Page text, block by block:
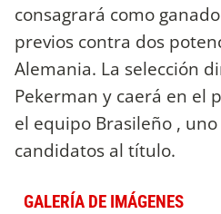
consagrará como
previos contra dos
Alemania. La selección
Pekerman y caerá en el
el equipo Brasileño ,
candidatos al título.
GALERÍA DE IMÁGENES